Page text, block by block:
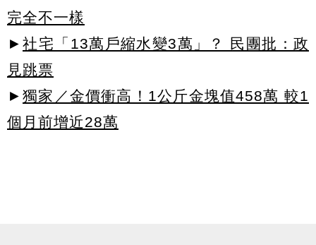
完全不一樣
► 社宅「13萬戶縮水變3萬」？ 民團批：政
見跳票
► 獨家／金價衝高！1公斤金塊值458萬 較1
個月前增近28萬